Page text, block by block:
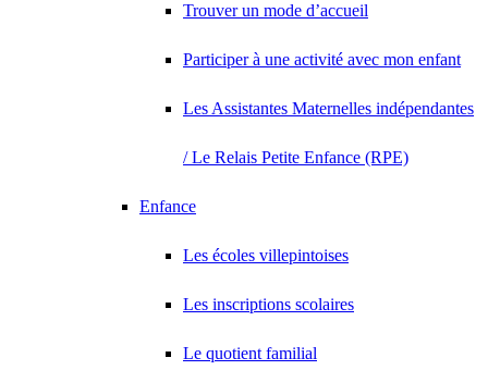
Trouver un mode d’accueil
Participer à une activité avec mon enfant
Les Assistantes Maternelles indépendantes
/ Le Relais Petite Enfance (RPE)
Enfance
Les écoles villepintoises
Les inscriptions scolaires
Le quotient familial